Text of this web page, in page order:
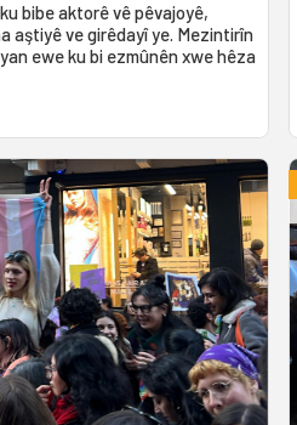
bibe aktorê vê pêvajoyê,
aştiyê ve girêdayî ye. Mezintirîn
ewe ku bi ezmûnên xwe hêza